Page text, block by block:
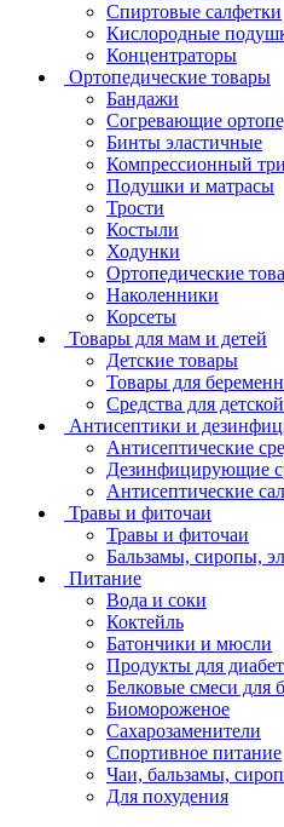
Спиртовые салфетки
Кислородные
Концентраторы
Ортопедические товары
Бандажи
Согревающие
Бинты эластичные
Компрессионный
Подушки и матрасы
Трости
Костыли
Ходунки
Ортопедические
Наколенники
Корсеты
Товары для мам и детей
Детские товары
Товары для
Средства для
Антисептики и
Антисептические
Дезинфицирующие
Антисептические
Травы и фиточаи
Травы и фиточаи
Бальзамы, сиропы,
Питание
Вода и соки
Коктейль
Батончики и мюсли
Продукты для
Белковые смеси для
Биомороженое
Сахарозаменители
Спортивное питание
Чаи, бальзамы,
Для похудения